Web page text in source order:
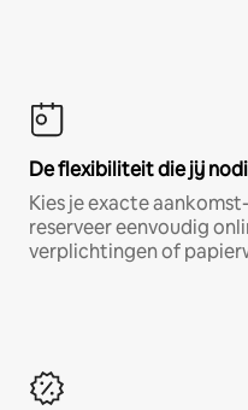
De flexibiliteit die jij
Kies je exacte
reserveer eenvoudig
verplichtingen of